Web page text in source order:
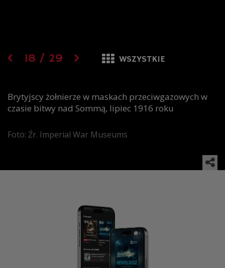
18 / 29 WSZYSTKIE
Brytyjscy żołnierze w maskach przeciwgazowych w
czasie bitwy nad Sommą, lipiec 1916 roku
Foto: Źr. Imperial War Museums